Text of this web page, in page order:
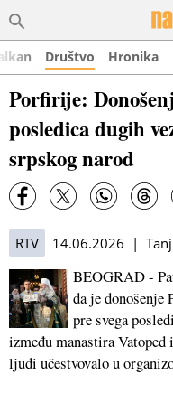
Društvo Hronika
Porfirije:
posledica dugih
srpskog narod
RTV 14.06.2026 |
BEOGRAD -
da je donošenje
pre svega
između manastira Vatoped
ljudi učestvovalo u